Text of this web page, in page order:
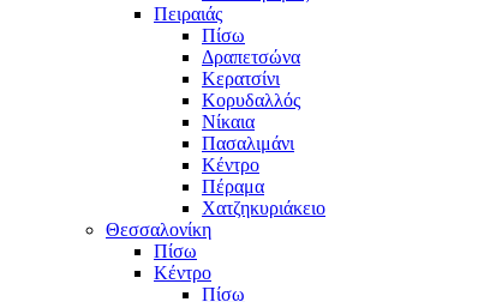
Πειραιάς
Πίσω
Δραπετσώνα
Κερατσίνι
Κορυδαλλός
Νίκαια
Πασαλιμάνι
Κέντρο
Πέραμα
Χατζηκυριάκειο
Θεσσαλονίκη
Πίσω
Κέντρο
Πίσω